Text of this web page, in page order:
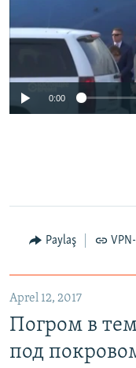
No media
0:00
Paylaş
Aprel 12, 2017
Погром в
под